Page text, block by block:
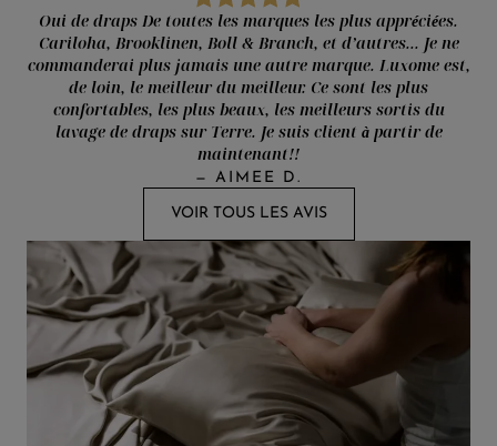
Oui de draps De toutes les marques les plus appréciées.
Cariloha, Brooklinen, Boll & Branch, et d’autres... Je ne
commanderai plus jamais une autre marque. Luxome est,
de loin, le meilleur du meilleur. Ce sont les plus
confortables, les plus beaux, les meilleurs sortis du
lavage de draps sur Terre. Je suis client à partir de
maintenant!!
— AIMEE D.
VOIR TOUS LES AVIS